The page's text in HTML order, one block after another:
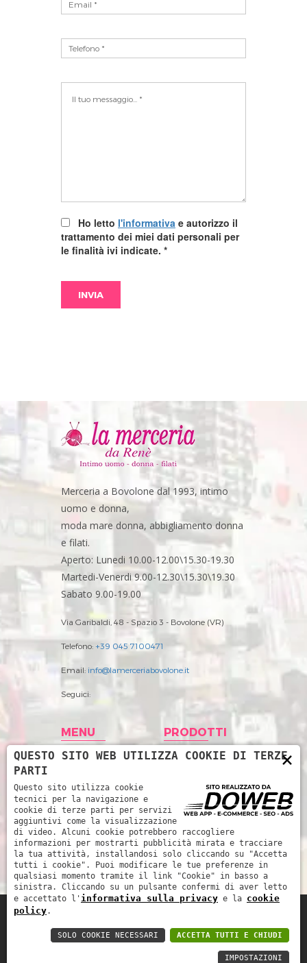
Ho letto l'informativa e autorizzo il
trattamento dei miei dati personali per
le finalità ivi indicate. *
Merceria a Bovolone dal 1993, intimo
uomo e donna,
moda mare donna, abbigliamento donna
e filati.
Aperto: Lunedi 10.00-12.00\15.30-19.30
Martedi-Venerdi 9.00-12.30\15.30\19.30
Sabato 9.00-19.00
Via Garibaldi, 48 - Spazio 3 - Bovolone (VR)
Telefono: +39 045 7100471
Email: info@lamerceriabovolone.it
Seguici:
MENU
Home
Storia
Prodotti
News
Contatti
PRODOTTI
Abbigliamento
Accessori merceria
Filati
Intimo Donna
Intimo uomo
Mare
Marinella snc - P.IVA: 03252510239 -
Cookie policy
×
QUESTO SITO WEB UTILIZZA COOKIE DI TERZE
PARTI
Questo sito utilizza cookie
tecnici per la navigazione e
cookie di terze parti per servizi
aggiuntivi come la visualizzazione
di video. Alcuni cookie potrebbero raccogliere
informazioni per mostrarti pubblicità mirata e tracciare
la tua attività, installandosi solo cliccando su "Accetta
tutti i cookie". Puoi modificare le tue preferenze in
qualsiasi momento tramite il link "Cookie" in basso a
sinistra. Cliccando su un pulsante confermi di aver letto
e accettato l' informativa sulla privacy e la cookie
policy.
ACCETTA TUTTI E CHIUDI
SOLO COOKIE NECESSARI
IMPOSTAZIONI